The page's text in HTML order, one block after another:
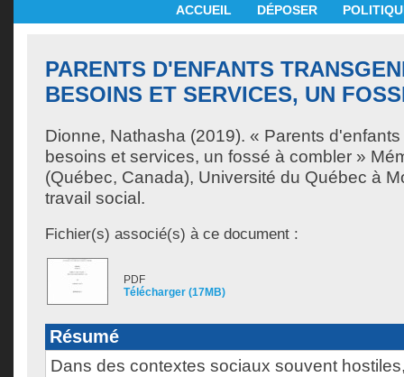
ACCUEIL DÉPOSER
PARENTS D'ENFANTS
BESOINS ET SERVICES, UN
Dionne, Nathasha (2019). « Parents
besoins et services, un fossé à combler »
(Québec, Canada), Université du Québec à
travail social.
Fichier(s) associé(s) à ce document :
PDF
Télécharger (17MB)
Résumé
Dans des contextes sociaux souvent